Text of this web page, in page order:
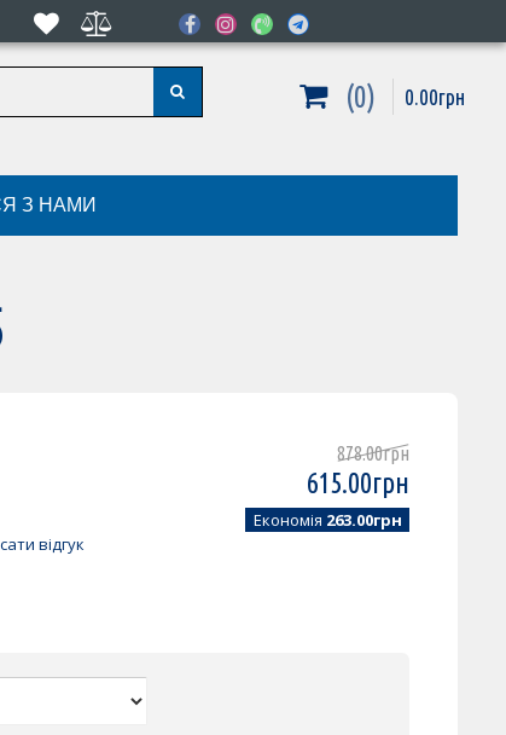
0 0.00грн
З НАМИ
878.00грн
615.00грн
Економія 263.00грн
відгук